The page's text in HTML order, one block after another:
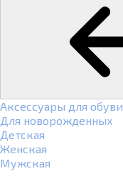
Аксессуары для обуви
Для новорожденных
Детская
Женская
Мужская